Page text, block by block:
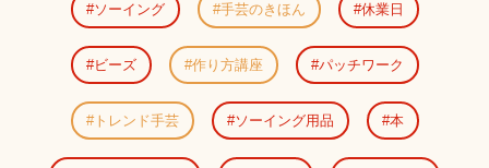
ソーイング 手芸のきほん 休業日
ビーズ 作り方講座 パッチワーク
トレンド手芸 ソーイング用品 本